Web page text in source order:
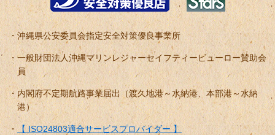
沖縄県公安委員会指定安全対策優良事業所
一般財団法人沖縄マリンレジャーセイフティービューロー賛助会
員
内閣府不定期航路事業届出（渡久地港～水納港、本部港～水納
港）
【 ISO24803適合サービスプロバイダー 】